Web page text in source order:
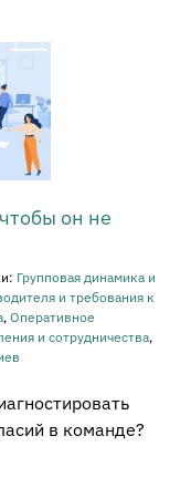
он не
Групповая динамика и
и требования к
, Оперативное
и сотрудничества,
в команде?